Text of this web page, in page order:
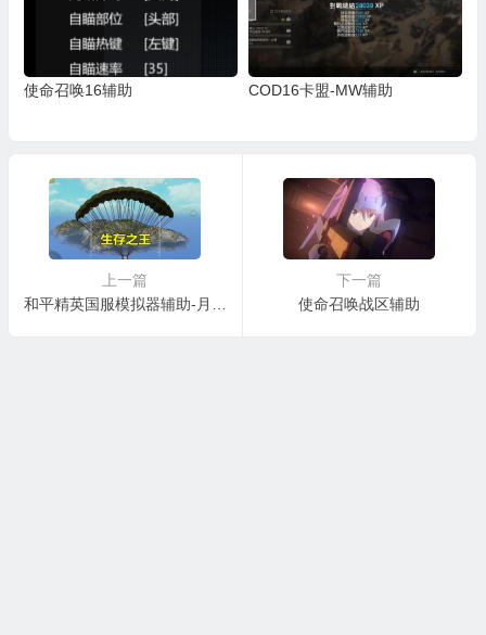
使命召唤16辅助 COD16卡盟-MW辅助
上一篇
下一篇
使命召唤战区辅助